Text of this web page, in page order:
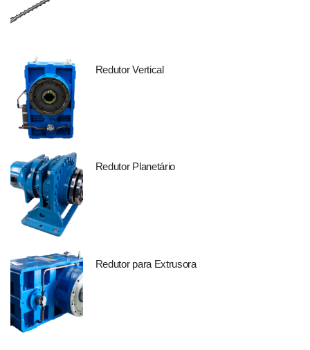
Redutor Vertical
Redutor Planetário
Redutor para Extrusora